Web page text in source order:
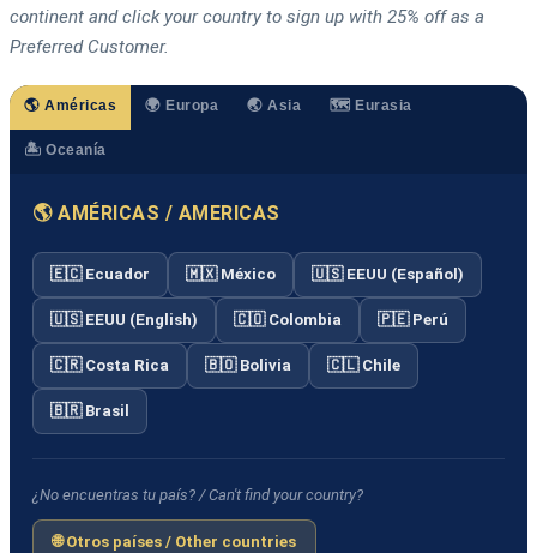
continent and click your country to sign up with 25% off as a
Preferred Customer.
🌎 Américas 🌍 Europa 🌏 Asia 🗺️ Eurasia
🏝️ Oceanía
🌎 AMÉRICAS / AMERICAS
🇪🇨 Ecuador 🇲🇽 México 🇺🇸 EEUU (Español)
🇺🇸 EEUU (English) 🇨🇴 Colombia 🇵🇪 Perú
🇨🇷 Costa Rica 🇧🇴 Bolivia 🇨🇱 Chile
🇧🇷 Brasil
¿No encuentras tu país? / Can't find your country?
🌐 Otros países / Other countries